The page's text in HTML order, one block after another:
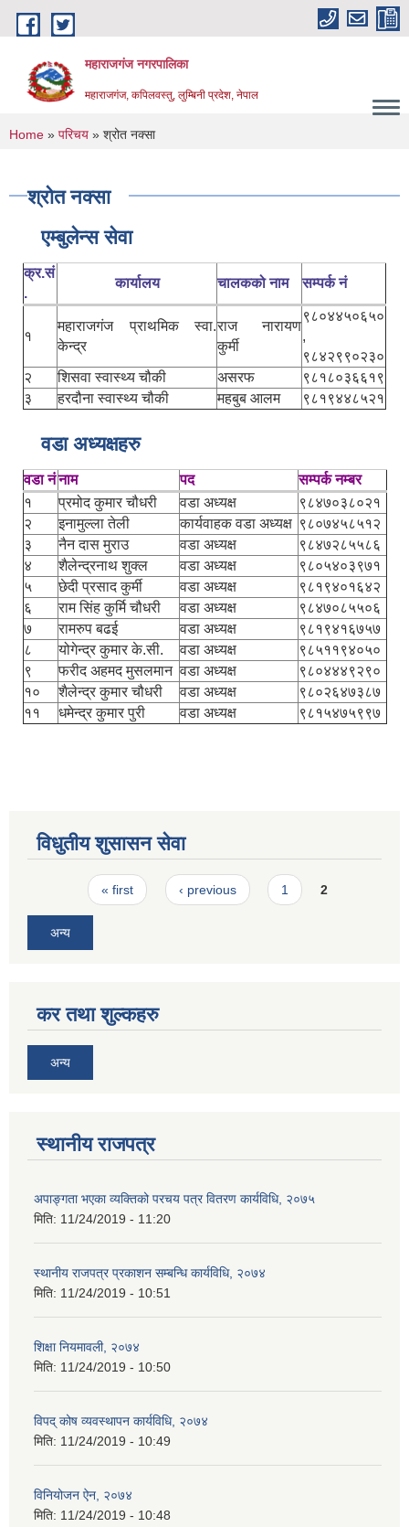
Skip to main content
महाराजगंज नगरपालिका
महाराजगंज, कपिलवस्तु, लुम्बिनी प्रदेश, नेपाल
You are here
Home » परिचय » श्रोत नक्सा
श्रोत नक्सा
एम्बुलेन्स सेवा
क्र.सं
.
कार्यालय चालकको नाम सम्पर्क नं
१
महाराजगंज प्राथमिक स्वा.
केन्द्र
राज नारायण
कुर्मी
९८०४४५०६५०
,
९८४२९९०२३०
२
शिसवा स्वास्थ्य चौकी असरफ
९८१८०३६६१९
३
हरदौना स्वास्थ्य चौकी महबुब आलम ९८१९४४८५२१
वडा अध्यक्षहरु
वडा नंनाम पद
सम्पर्क नम्बर
१
प्रमोद कुमार चौधरी वडा अध्यक्ष
९८४७०३८०२१
२
इनामुल्ला तेली कार्यवाहक वडा अध्यक्ष ९८०७४५८५१२
३
नैन दास मुराउ वडा अध्यक्ष
९८४७२८५५८६
४
शैलेन्द्रनाथ शुक्ल वडा अध्यक्ष
९८०५४०३९७१
५
छेदी प्रसाद कुर्मी वडा अध्यक्ष
९८१९४०१६४२
६
राम सिंह कुर्मि चौधरी वडा अध्यक्ष
९८४७०८५५०६
७
रामरुप बढई वडा अध्यक्ष
९८१९४१६७५७
८
योगेन्द्र कुमार के.सी. वडा अध्यक्ष
९८५११९४०५०
९
फरीद अहमद मुसलमान वडा अध्यक्ष
९८०४४४९२९०
१०
शैलेन्द्र कुमार चौधरी वडा अध्यक्ष
९८०२६४७३८७
११
धमेन्द्र कुमार पुरी वडा अध्यक्ष ९८१५४७५९९७
विधुतीय शुसासन सेवा
Pages« first ‹ previous 1 2
अन्य
कर तथा शुल्कहरु
अन्य
स्थानीय राजपत्र
अपाङ्गता भएका व्यक्तिको परचय पत्र वितरण कार्यविधि, २०७५
मिति: 11/24/2019 - 11:20
स्थानीय राजपत्र प्रकाशन सम्बन्धि कार्यविधि, २०७४
मिति: 11/24/2019 - 10:51
शिक्षा नियमावली, २०७४
मिति: 11/24/2019 - 10:50
विपद् कोष व्यवस्थापन कार्यविधि, २०७४
मिति: 11/24/2019 - 10:49
विनियोजन ऐन, २०७४
मिति: 11/24/2019 - 10:48